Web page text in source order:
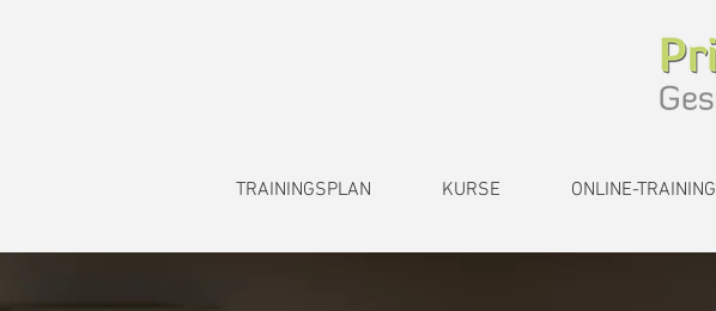
TRAININGSPLAN KURSE ONLINE-TRAINING